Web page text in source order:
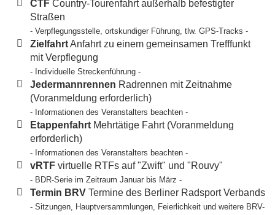
CTF Country-Tourenfahrt außerhalb befestigter
Straßen
- Verpflegungsstelle, ortskundiger Führung, tlw. GPS-Tracks -
ZielfahrtAnfahrt zu einem gemeinsamen Trefffunkt
mit Verpflegung
- Individuelle Streckenführung -
Jedermannrennen Radrennen mit Zeitnahme
(Voranmeldung erforderlich)
- Informationen des Veranstalters beachten -
Etappenfahrt Mehrtätige Fahrt (Voranmeldung
erforderlich)
- Informationen des Veranstalters beachten -
vRTF virtuelle RTFs auf "Zwift" und "Rouvy"
- BDR-Serie im Zeitraum Januar bis März -
Termin BRV Termine des Berliner Radsport Verbands
- Sitzungen, Hauptversammlungen, Feierlichkeit und weitere BRV-